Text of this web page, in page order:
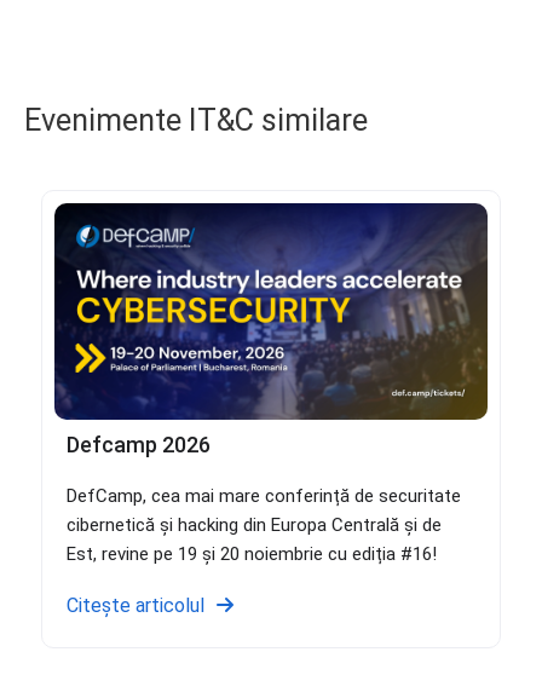
Evenimente IT&C similare
Defcamp 2026
DefCamp, cea mai mare conferință de securitate
cibernetică și hacking din Europa Centrală și de
Est, revine pe 19 și 20 noiembrie cu ediția #16!
Citește articolul